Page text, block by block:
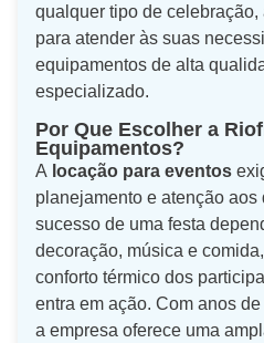
qualquer tipo de celebração,
para atender às suas
equipamentos de alta
especializado.
Por Que Escolher a
Equipamentos?
A locação para eventos
planejamento e atenção aos
sucesso de uma festa
decoração, música e
conforto térmico dos
entra em ação. Com anos
a empresa oferece uma